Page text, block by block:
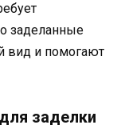
заделанные
вид и помогают
заделки